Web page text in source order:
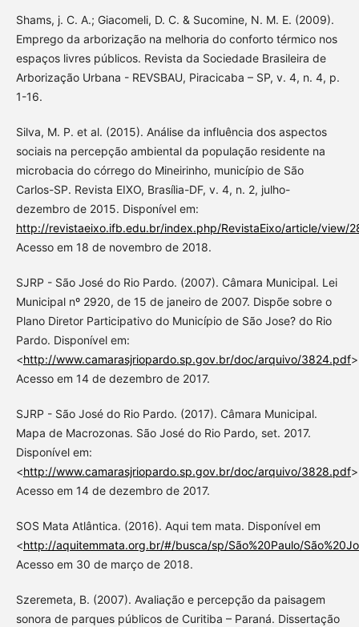
Shams, j. C. A.; Giacomeli, D. C. & Sucomine, N. M. E. (2009).
Emprego da arborização na melhoria do conforto térmico nos
espaços livres públicos. Revista da Sociedade Brasileira de
Arborização Urbana - REVSBAU, Piracicaba – SP, v. 4, n. 4, p.
1-16.
Silva, M. P. et al. (2015). Análise da influência dos aspectos
sociais na percepção ambiental da população residente na
microbacia do córrego do Mineirinho, município de São
Carlos-SP. Revista EIXO, Brasília-DF, v. 4, n. 2, julho-
dezembro de 2015. Disponível em:
http://revistaeixo.ifb.edu.br/index.php/RevistaEixo/article/view/
Acesso em 18 de novembro de 2018.
SJRP - São José do Rio Pardo. (2007). Câmara Municipal. Lei
Municipal nº 2920, de 15 de janeiro de 2007. Dispõe sobre o
Plano Diretor Participativo do Município de São Jose? do Rio
Pardo. Disponível em:
<http://www.camarasjriopardo.sp.gov.br/doc/arquivo/3824.pdf>
Acesso em 14 de dezembro de 2017.
SJRP - São José do Rio Pardo. (2017). Câmara Municipal.
Mapa de Macrozonas. São José do Rio Pardo, set. 2017.
Disponível em:
<http://www.camarasjriopardo.sp.gov.br/doc/arquivo/3828.pdf>
Acesso em 14 de dezembro de 2017.
SOS Mata Atlântica. (2016). Aqui tem mata. Disponível em
<http://aquitemmata.org.br/#/busca/sp/São%20Paulo/
Acesso em 30 de março de 2018.
Szeremeta, B. (2007). Avaliação e percepção da paisagem
sonora de parques públicos de Curitiba – Paraná. Dissertação